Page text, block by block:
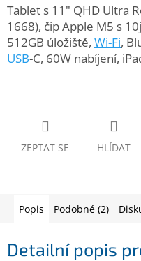
www.inpraise.cz
Gaming
sport
zahrada
Velké
spotřebiče
Tablet s 11" QHD Ultra
1668), čip Apple M5 s
512GB úložiště, Wi-Fi,
USB-C, 60W nabíjení,
ZEPTAT SE HLÍDAT
Popis Podobné (2)
Detailní popis